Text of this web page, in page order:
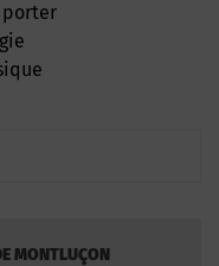
porter
MONTLUÇON